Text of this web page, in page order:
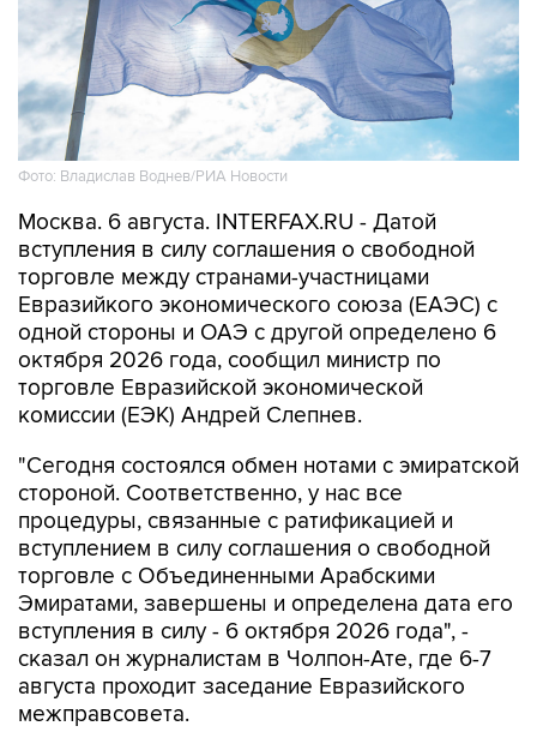
Фото: Владислав Воднев/РИА Новости
Москва. 6 августа. INTERFAX.RU - Датой
вступления в силу соглашения о свободной
торговле между странами-участницами
Евразийкого экономического союза (ЕАЭС) с
одной стороны и ОАЭ с другой определено 6
октября 2026 года, сообщил министр по
торговле Евразийской экономической
комиссии (ЕЭК) Андрей Слепнев.
"Сегодня состоялся обмен нотами с эмиратской
стороной. Соответственно, у нас все
процедуры, связанные с ратификацией и
вступлением в силу соглашения о свободной
торговле с Объединенными Арабскими
Эмиратами, завершены и определена дата его
вступления в силу - 6 октября 2026 года", -
сказал он журналистам в Чолпон-Ате, где 6-7
августа проходит заседание Евразийского
межправсовета.